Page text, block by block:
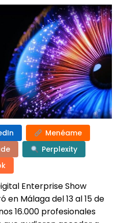
Menéame
Perplexity
Enterprise Show
en Málaga del 13 al 15 de
16.000 profesionales